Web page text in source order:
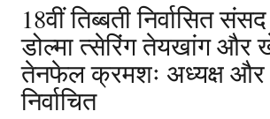
18वीं तिब्बती निर्वासित
डोल्मा त्सेरिंग तेयखांग और
तेनफेल क्रमशः अध्यक्ष और
निर्वाचित